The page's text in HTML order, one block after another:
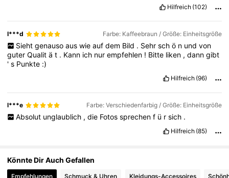
4,82 112K Follower
4,82 112K Follower
Hilfreich (102)
I***d Farbe: Kaffeebraun / Größe: Einheitsgröße
Sieht genauso aus wie auf dem Bild . Sehr sch ö n und von
guterQualität . Kann ich nurempfehlen ! Bitte liken ,danngibt
's Punkte :)
Hilfreich (96)
l***e Farbe: Verschiedenfarbig / Größe: Einheitsgröße
Absolut unglaublich , die Fotos sprechen f ü r sich .
Hilfreich (85)
Könnte Dir Auch Gefallen
Empfehlungen Schmuck & Uhren Kleidungs-Accessoires